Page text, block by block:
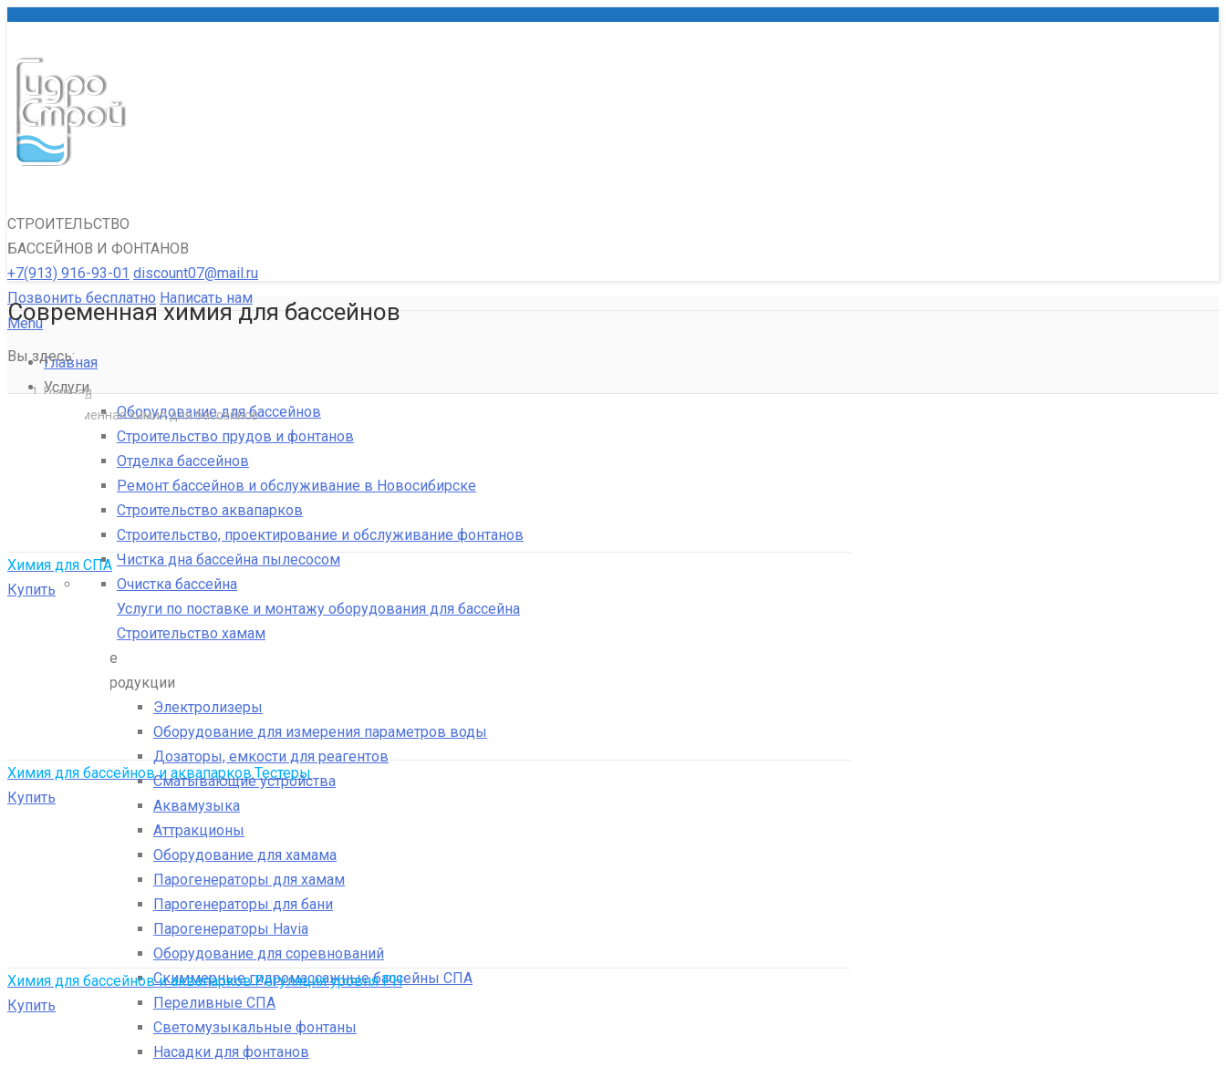
СТРОИТЕЛЬСТВО
БАССЕЙНОВ И ФОНТАНОВ
+7(913) 916-93-01 discount07@mail.ru
Позвонить бесплатно Написать нам
Menu
Главная
Услуги
Оборудование для бассейнов
Строительство прудов и фонтанов
Отделка бассейнов
Ремонт бассейнов и обслуживание в Новосибирске
Строительство аквапарков
Строительство, проектирование и обслуживание фонтанов
Чистка дна бассейна пылесосом
Очистка бассейна
Услуги по поставке и монтажу оборудования для бассейна
Строительство хамам
Close
Каталог продукции
Электролизеры
Оборудование для измерения параметров воды
Дозаторы, емкости для реагентов
Сматывающие устройства
Аквамузыка
Аттракционы
Оборудование для хамама
Парогенераторы для хамам
Парогенераторы для бани
Парогенераторы Havia
Оборудование для соревнований
Скиммерные гидромассажные бассейны СПА
Переливные СПА
Светомузыкальные фонтаны
Насадки для фонтанов
Современная химия для бассейнов
Вы здесь:
Главная
Современная химия для бассейнов
Химия для СПА
Купить
Химия для бассейнов и аквапарков.Тестеры
Купить
Химия для бассейнов и аквапарков.Регуляция уровня РН
Купить